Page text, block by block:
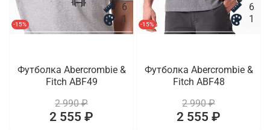
-15%
6
1
Футболка Abercrombie &
Fitch ABF49
2 990 ₽
2 555 ₽
-15%
6
1
Футболка Abercrombie &
Fitch ABF48
2 990 ₽
2 555 ₽